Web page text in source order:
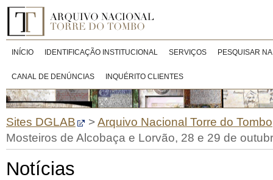
INÍCIO IDENTIFICAÇÃO INSTITUCIONAL SERVIÇOS PESQUISAR
CANAL DE DENÚNCIAS INQUÉRITO CLIENTES
Sites DGLAB >Arquivo Nacional Torre do Tombo
Mosteiros de Alcobaça e Lorvão, 28 e 29 de
Notícias